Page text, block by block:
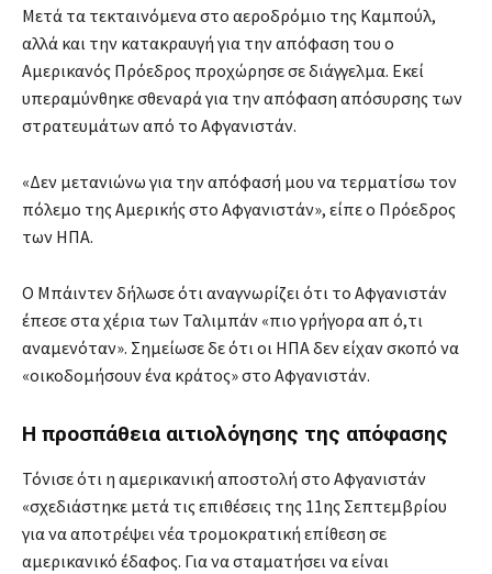
Μετά τα τεκταινόμενα στο αεροδρόμιο της Καμπούλ,
αλλά και την κατακραυγή για την απόφαση του ο
Αμερικανός Πρόεδρος προχώρησε σε διάγγελμα. Εκεί
υπεραμύνθηκε σθεναρά για την απόφαση απόσυρσης των
στρατευμάτων από το Αφγανιστάν.
«Δεν μετανιώνω για την απόφασή μου να τερματίσω τον
πόλεμο της Αμερικής στο Αφγανιστάν», είπε ο Πρόεδρος
των ΗΠΑ.
Ο Μπάιντεν δήλωσε ότι αναγνωρίζει ότι το Αφγανιστάν
έπεσε στα χέρια των Ταλιμπάν «πιο γρήγορα απ ό,τι
αναμενόταν». Σημείωσε δε ότι οι ΗΠΑ δεν είχαν σκοπό να
«οικοδομήσουν ένα κράτος» στο Αφγανιστάν.
Η προσπάθεια αιτιολόγησης της απόφασης
Τόνισε ότι η αμερικανική αποστολή στο Αφγανιστάν
«σχεδιάστηκε μετά τις επιθέσεις της 11ης Σεπτεμβρίου
για να αποτρέψει νέα τρομοκρατική επίθεση σε
αμερικανικό έδαφος. Για να σταματήσει να είναι